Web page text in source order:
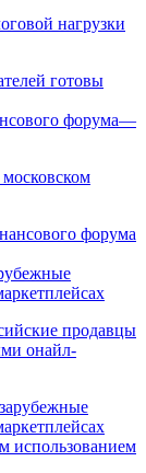
нагрузки
форума—
продавцы
онайл-
использованием